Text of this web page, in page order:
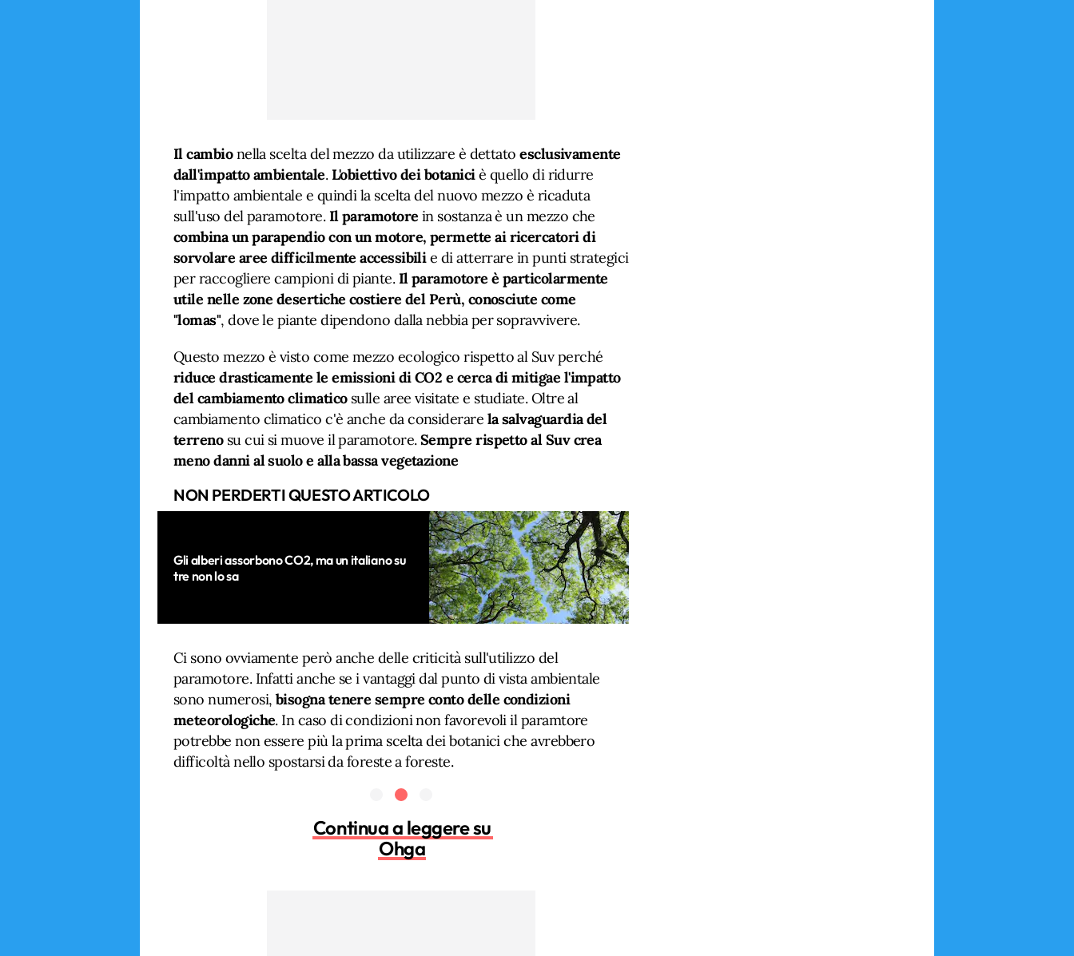
Il cambionella scelta del mezzo da utilizzare è dettatoesclusivamente
dall'impatto ambientale.L'obiettivo dei botaniciè quello di ridurre
l'impatto ambientale e quindi la scelta del nuovo mezzo è ricaduta
sull'uso del paramotore.Il paramotore in sostanza è un mezzo che
combina un parapendio con un motore, permette ai ricercatori di
sorvolare aree difficilmente accessibilie di atterrare in punti strategici
per raccogliere campioni di piante.Il paramotore è particolarmente
utile nelle zone desertiche costiere del Perù, conosciute come
"lomas", dove le piante dipendono dalla nebbia per sopravvivere.
Questo mezzo è visto come mezzo ecologico rispetto al Suv perché
riduce drasticamente le emissioni di CO2 e cerca di mitigae l'impatto
del cambiamento climaticosulle aree visitate e studiate. Oltre al
cambiamento climatico c'è anche da considerare la salvaguardia del
terrenosu cui si muove il paramotore.Sempre rispetto al Suv crea
meno danni al suolo e alla bassa vegetazione
NON PERDERTI QUESTO ARTICOLO
Gli alberi assorbono CO2, ma un italiano su
tre non lo sa
Ci sono ovviamente però anche delle criticità sull'utilizzo del
paramotore. Infatti anche se i vantaggi dal punto di vista ambientale
sono numerosi, bisogna tenere sempre conto delle condizioni
meteorologiche. In caso di condizioni non favorevoli il paramtore
potrebbe non essere più la prima scelta dei botanici che avrebbero
difficoltà nello spostarsi da foreste a foreste.
Continua a leggere su
Ohga